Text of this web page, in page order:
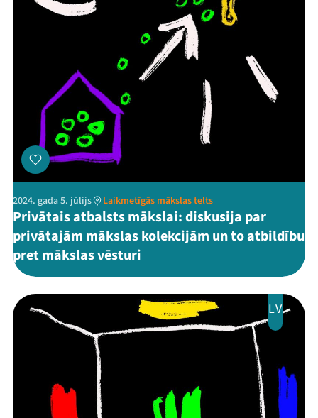
2024. gada 5. jūlijs Laikmetīgās mākslas telts
Privātais atbalsts mākslai: diskusija par
privātajām mākslas kolekcijām un to atbildību
pret mākslas vēsturi
LV